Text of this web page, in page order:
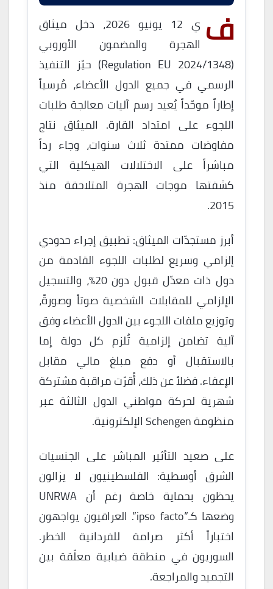
ف
ي 12 يونيو 2026، دخل ميثاق
الهجرة والمضمون الأوروبي
(Regulation EU 2024/1348) حيّز التنفيذ
الرسمي في جميع الدول الأعضاء، مُرسياً
إطاراً موحّداً يُعيد رسم آليات معالجة طلبات
اللجوء على امتداد القارة. الميثاق نتاج
مفاوضات ممتدة ثلاث سنوات، وجاء رداً
مباشراً على الاختلالات الهيكلية التي
كشفتها موجات الهجرة المتلاحقة منذ
2015.
أبرز مستجدّات الميثاق: تطبيق إجراء حدودي
إلزامي وسريع لطلبات اللجوء القادمة من
دول ذات معدّل قبول دون 20%، والتسجيل
الإلزامي للمقابلات الشخصية صوتاً وصورةً،
وتوزيع ملفات اللجوء بين الدول الأعضاء وفق
آلية تضامن إلزامية تُلزم كل دولة إما
بالاستقبال أو دفع مبلغ مالي مقابل
الإعفاء. فضلاً عن ذلك، أُقرّت مراقبة مشتركة
شهرية لحركة مواطني الدول الثالثة عبر
منظومة Schengen الإلكترونية.
على صعيد التأثير المباشر على الجنسيات
الشرق أوسطية: الفلسطينيون لا يزالون
يحظون بحماية خاصة رغم أن UNRWA
وضعها كـ”ipso facto”. العراقيون يواجهون
اختباراً أكثر صرامة للفردانية الخطر.
السوريون في منطقة ضبابية معلّقة بين
التجميد والمراجعة.